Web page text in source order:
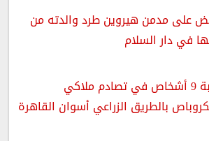
على مدمن هيروين طرد والدته من
في دار السلام
اصابة 9 أشخاص في تصادم ملاكي
بالطريق الزراعي أسوان القاهرة